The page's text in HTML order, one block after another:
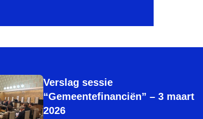
Verslag sessie
“Gemeentefinanciën” – 3 maart
2026